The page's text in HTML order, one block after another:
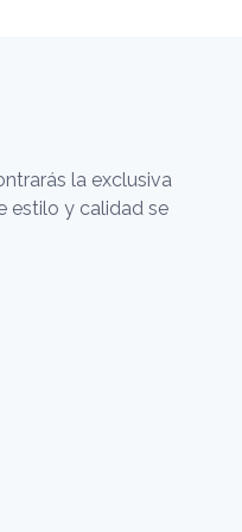
la exclusiva
estilo y calidad se